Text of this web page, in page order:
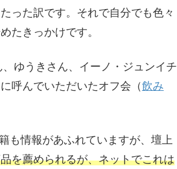
った訳です。それで自分でも色々
たきっかけです。
ゆうきさん、イーノ・ジュンイチ
呼んでいただいたオフ会（飲み
も情報があふれていますが、壇上
を薦められるが、ネットでこれは